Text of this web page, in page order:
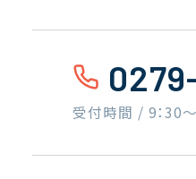
受付時間 / 9：30〜